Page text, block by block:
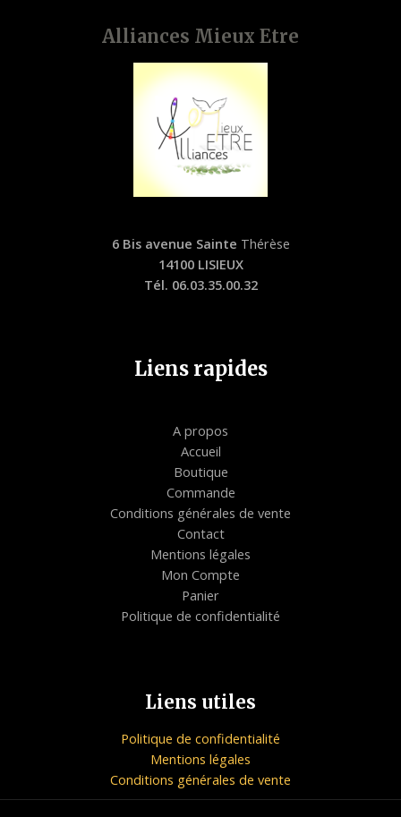
Alliances Mieux Etre
6 Bis avenue Sainte Thérèse
14100 LISIEUX
Tél. 06.03.35.00.32
Liens rapides
A propos
Accueil
Boutique
Commande
Conditions générales de vente
Contact
Mentions légales
Mon Compte
Panier
Politique de confidentialité
Liens utiles
Politique de confidentialité
Mentions légales
Conditions générales de vente